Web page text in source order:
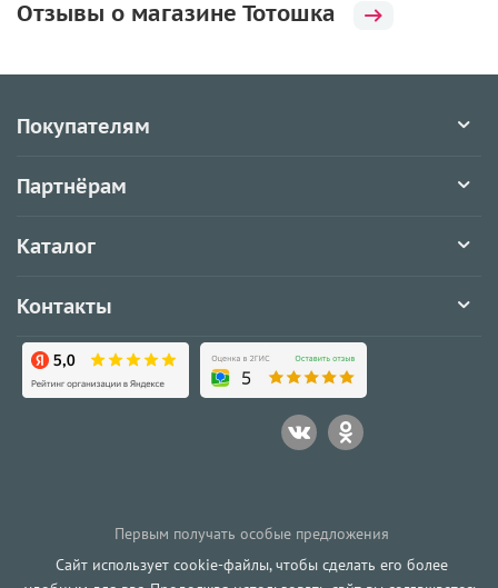
Отзывы о магазине Тотошка
Покупателям
Партнёрам
Каталог
Контакты
Первым получать особые предложения
Сайт использует cookie-файлы, чтобы сделать его более